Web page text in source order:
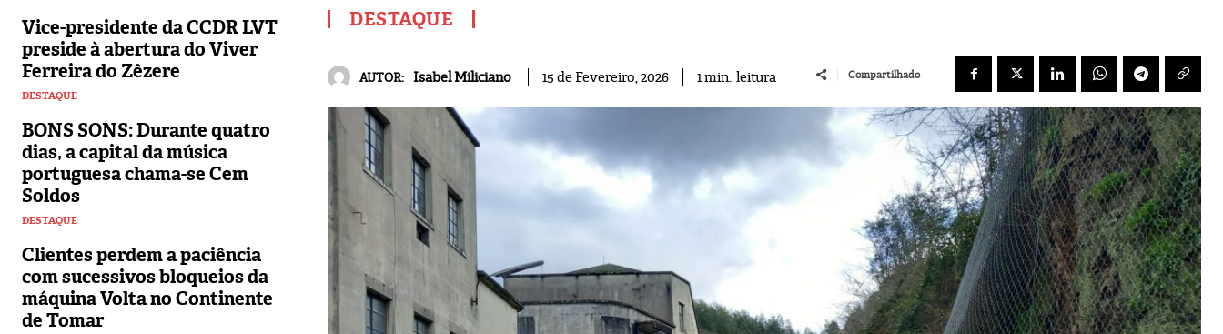
Vice-presidente da CCDR LVT
preside à abertura do Viver
Ferreira do Zêzere
DESTAQUE
BONS SONS: Durante quatro
dias, a capital da música
portuguesa chama-se Cem
Soldos
DESTAQUE
Clientes perdem a paciência
com sucessivos bloqueios da
máquina Volta no Continente
de Tomar
DESTAQUE
AUTOR: Isabel Miliciano 15 de Fevereiro, 2026 1min. leitura Compartilhado